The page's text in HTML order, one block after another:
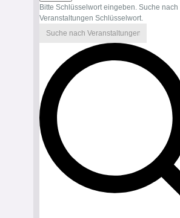
Bitte Schlüsselwort eingeben. Suche nach
Veranstaltungen Schlüsselwort.